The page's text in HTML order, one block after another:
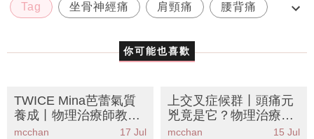
Tag 坐骨神經痛 肩頸痛 腰背痛
你可能也喜歡
TWICE Mina芭蕾氣質
養成丨物理治療師教8
招辦公室拉筋KO寒背圓
mcchan 17 Jul
上交叉症候群丨頭痛元
兇竟是它？物理治療師
教8招辦公室拉筋KO
mcchan 15 Jul